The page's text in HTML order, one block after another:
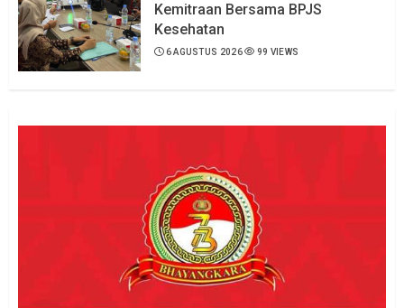
Kemitraan Bersama BPJS
Kesehatan
6 AGUSTUS 2026 99 VIEWS